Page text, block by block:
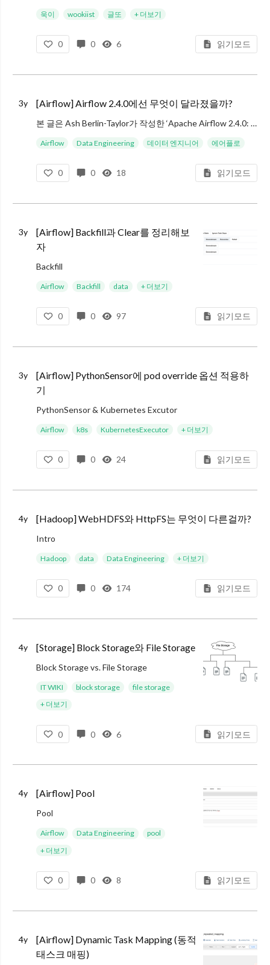
자취를 시작했던 첫 날 밤, 책상이 아직 도착하지 않아 침대에 앉아 글또 OT에 참석했던 걸 생각해보면.. 꽤 시간이 많이 지난 거 같아요.
욱이 wookiist 글또 + 더보기
0 0 6 읽기모드
3y [Airflow] Airflow 2.4.0에선 무엇이 달라졌을까?
본 글은 Ash Berlin-Taylor가 작성한 ‘Apache Airflow 2.4.0: That Data Aware Release’ 글을 읽고 번역한 글입니다. 중간 중간에 필요한 제 사견이나 첨언도 들어가 있으니 참고 부탁드
Airflow Data Engineering 데이터 엔지니어 에어플로
0 0 18 읽기모드
3y
[Airflow] Backfill과 Clear를 정리해보
자
Backfill
데이터 파이프라인을 운용하다보면, 이미 지난 날짜를 기준으로 재처리를 해야 하는 일이 왕왕 있습니다. 백필은 바로 이 재처리 작업을 의미합니다. 단어의 의미 그대로 ‘메우는 작업'이라고 생각하면 될 듯합니다.
Airflow Backfill data + 더보기
0 0 97 읽기모드
3y
[Airflow] PythonSensor에 pod override 옵션 적용하
기
PythonSensor & Kubernetes Excutor
최근에 Kubernetes Executor를 사용할 때 PythonSensor의 pod_override 옵션을 어떻게 적용해야 하나 하는 문제로 헤맸던 적이 있습니다.
Airflow k8s KubernetesExecutor + 더보기
0 0 24 읽기모드
4y [Hadoop] WebHDFS와 HttpFS는 무엇이 다른걸까?
Intro
얼마전, 회사에서 MLE 분이 HDFS에서 뭔가 다운로드 받고 싶으시다고 WebHDFS 경로를 문의주셨습니다. 그런데 저희 시니어 팀원 분께서 WebHDFS가 아닌 HttpFS를 쓰시도록 권고를 해주시길래, 어떤 차이가
Hadoop data Data Engineering + 더보기
0 0 174 읽기모드
4y [Storage] Block Storage와 File Storage
Block Storage vs. File Storage
최근 Ceph 관련 장애를 겪으면서, 스토리지 개념에 대해 정리 해볼 필요성을 느꼈습니다. 대충, ReadWriteOnce로 쓸 때는 Ceph-Block 을 쓰면 되고, Re
IT WIKI block storage
file storage
+ 더보기
0 0 6 읽기모드
4y [Airflow] Pool
Pool
Airflow가 동시에 실행하는 Task가 너무 많을 경우, 시스템에 부하를 줄 수 있습니다. Pool은 이러한 문제가 발생하는 것을 방지하기 위해, 해당 Pool을 사용하는 DAG들에서 병렬로 실행되는 Task의 개수를
Airflow Data Engineering
pool
+ 더보기
0 0 8 읽기모드
4y
[Airflow] Dynamic Task Mapping (동적
태스크 매핑)